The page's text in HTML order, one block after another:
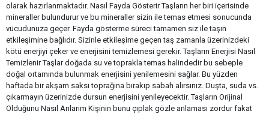
olarak hazırlanmaktadır. Nasıl Fayda Gösterir Taşların her biri içerisinde
mineraller bulundurur ve bu mineraller sizin ile temas etmesi sonucunda
vücudunuza geçer. Fayda gösterme süreci tamamen siz ile taşın
etkileşimine bağlıdır. Sizinle etkileşime geçen taş zamanla üzerinizdeki
kötü enerjiyi çeker ve enerjisini temizlemesi gerekir. Taşların Enerjisi Nasıl
Temizlenir Taşlar doğada su ve toprakla temas halindedir bu sebeple
doğal ortamında bulunmak enerjisini yenilemesini sağlar. Bu yüzden
haftada bir akşam saksı toprağına bırakıp sabah alırsınız. Duşta, suda vs.
çıkarmayın üzerinizde dursun enerjisini yenileyecektir. Taşların Orijinal
Olduğunu Nasıl Anlarım Kişinin bunu çıplak gözle anlaması zordur fakat